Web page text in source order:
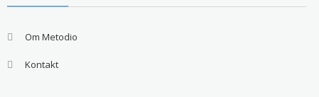
Om Metodio
Kontakt